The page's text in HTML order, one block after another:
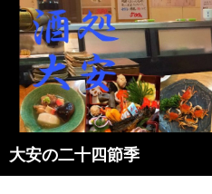
大安の二十四節季
検
索